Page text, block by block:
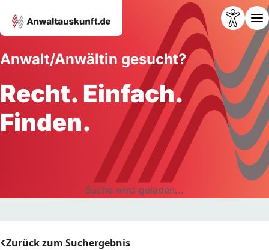
Anwalt/Anwältin gesucht?
Recht. Einfach.
Finden.
Suche wird geladen...
Zurück zum Suchergebnis